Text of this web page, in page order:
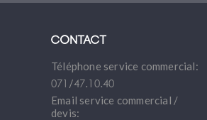
Contact
Téléphone service commercial:
071/47.10.40
Email service commercial /
devis: